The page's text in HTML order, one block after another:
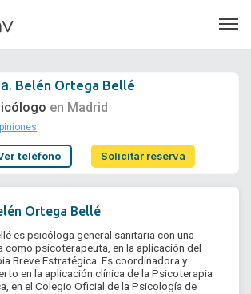
Soporte
¿Eres un doctor?
Belén Ortega Bellé
en Madrid
teléfono Solicitar reserva
Ortega Bellé
como psicoterapeuta, en la aplicación del
Breve Estratégica. Es coordinadora y
en la aplicación clínica de la Psicoterapia
en el Colegio Oficial de la Psicología de